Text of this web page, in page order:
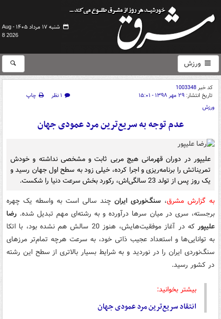
شنبه ۱۷ مرداد ۱۴۰۵ -
Aug
8 2026
ورزش
کد خبر1003348
تاریخ انتشار: ۲۹ مهر ۱۳۹۸ - ۱۵:۰۱ ۱ نظر
چاپ
ورزش
عدم توجه به سریع‌ترین مرد عمودی جهان
علیپور در دوران قهرمانی هیچ مربی ثابت و مشخصی نداشته و خودش
تمریناتش را برنامه‌ریزی و اجرا کرده، خیلی زود به سطح اول جهان رسید و
یک روز پس از تولد 23 سالگی‌اش، رکورد بخش سرعت دنیا را شکست.
به گزارش مشرق، سنگ‌نوردی ایران چند سالی است به واسطه یک چهره
برجسته، سری در میان سرها درآورده و به رشته‌ای مهم تبدیل شده. رضا
علیپور
که در آغاز موفقیت‌هایش، هنوز 20 سالش هم نشده بود، با اتکا
به توانایی‌ها و استعداد عجیب ذاتی خود، به سرعت هرچه تمام‌تر مرزهای
سنگ‌نوردی ایران را در نوردید و به شرایط بسیار بالاتری از سطح این رشته
در کشور رسید.
بیشتر بخوانید:
انتقاد سریع‌ترین مرد عمودی جهان